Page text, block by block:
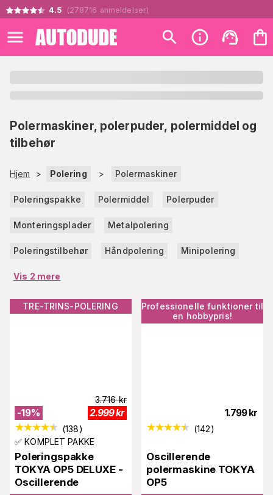
4.5 (278716 anmeldelser)
Polermaskiner, polerpuder, polermiddel og
tilbehør
Hjem > Polering > Polermaskiner
Poleringspakke Polermiddel Polerpuder
Monteringsplader Metalpolering
Poleringstilbehør Håndpolering Minipolering
Vis 2 mere
TRE-TRINS-POLERING
-19%
3.716 kr
2.999kr
(138)
✅ KOMPLET PAKKE
Poleringspakke
TOKYA OP5 DELUXE -
Oscillerende
Professionelle funktioner til
en hobbypris!
1.799 kr
(142)
Oscillerende
polermaskine TOKYA
OP5